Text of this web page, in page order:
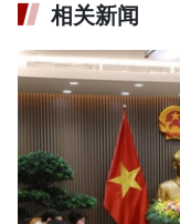
相关新闻